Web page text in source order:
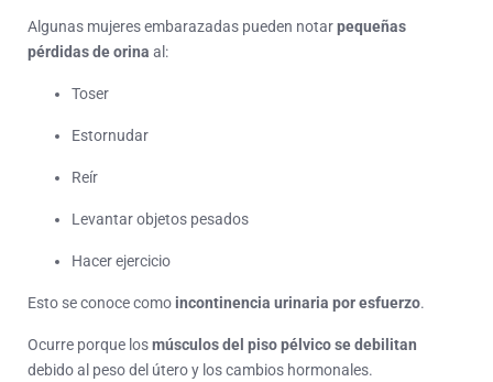
Algunas mujeres embarazadas pueden notarpequeñas
pérdidas de orina al:
Toser
Estornudar
Reír
Levantar objetos pesados
Hacer ejercicio
Esto se conoce como incontinencia urinaria por esfuerzo.
Ocurre porque losmúsculos del piso pélvico se debilitan
debido al peso del útero y los cambios hormonales.